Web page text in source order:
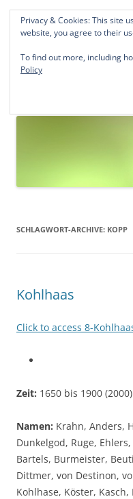
Michael
SCHLAGWORT-ARCHIVE: KOPP
Kohlhaas
Click to access 8-
Zeit: 1650 bis 1900 (2000)
Namen: Krahn, Anders,
Dunkelgod, Ruge,
Bartels, Burmeister,
Dittmer, von Destinon,
Kohlhase, Köster,
Privacy & Cookies: This site
website, you agree to their
To find out more, including
Policy